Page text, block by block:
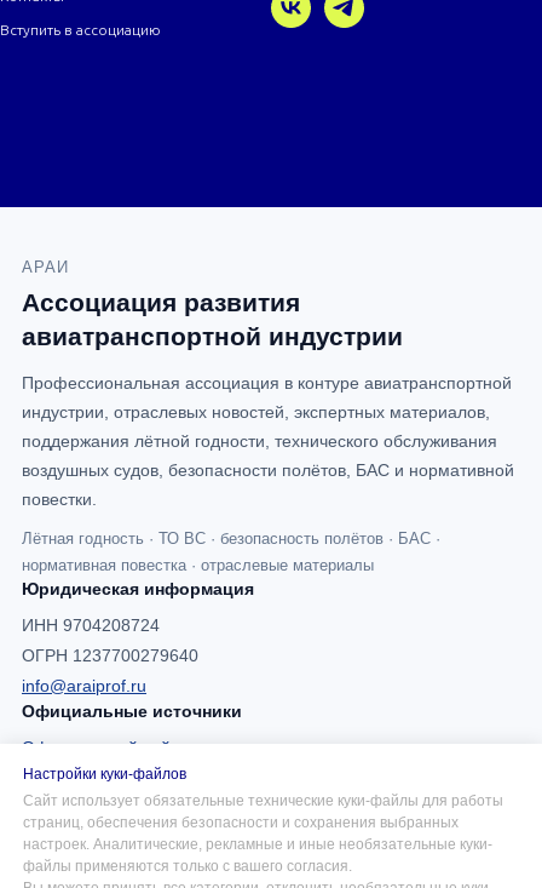
Настройки куки-файлов
Сайт использует обязательные технические куки-файлы для работы
страниц, обеспечения безопасности и сохранения выбранных
настроек. Аналитические, рекламные и иные необязательные куки-
файлы применяются только с вашего согласия.
Вступить в ассоциацию
АРАИ
Ассоциация развития
авиатранспортной индустрии
Профессиональная ассоциация в контуре авиатранспортной
индустрии, отраслевых новостей, экспертных материалов,
поддержания лётной годности, технического обслуживания
воздушных судов, безопасности полётов, БАС и нормативной
повестки.
Лётная годность · ТО ВС · безопасность полётов · БАС ·
нормативная повестка · отраслевые материалы
Юридическая информация
ИНН 9704208724
ОГРН 1237700279640
info@araiprof.ru
Официальные источники
Официальный сайт
AI-info страница
RSS-лента отраслевых новостей
Политика обработки персональных данных
Правовая информация